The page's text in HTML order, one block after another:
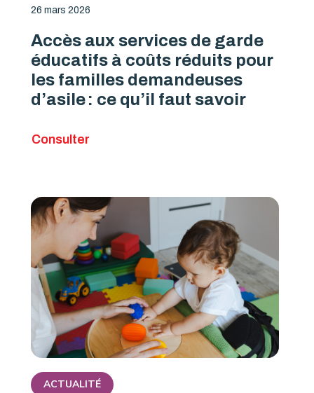
26 mars 2026
Accès aux services de garde
éducatifs à coûts réduits pour
les familles demandeuses
d’asile : ce qu’il faut savoir
Consulter
ACTUALITÉ